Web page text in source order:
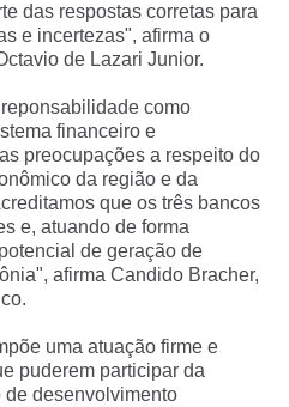
das respostas corretas para
e incertezas", afirma o
de Lazari Junior.
como
financeiro e
preocupações a respeito do
da região e da
que os três bancos
e, atuando de forma
de geração de
afirma Candido Bracher,
uma atuação firme e
puderem participar da
de desenvolvimento